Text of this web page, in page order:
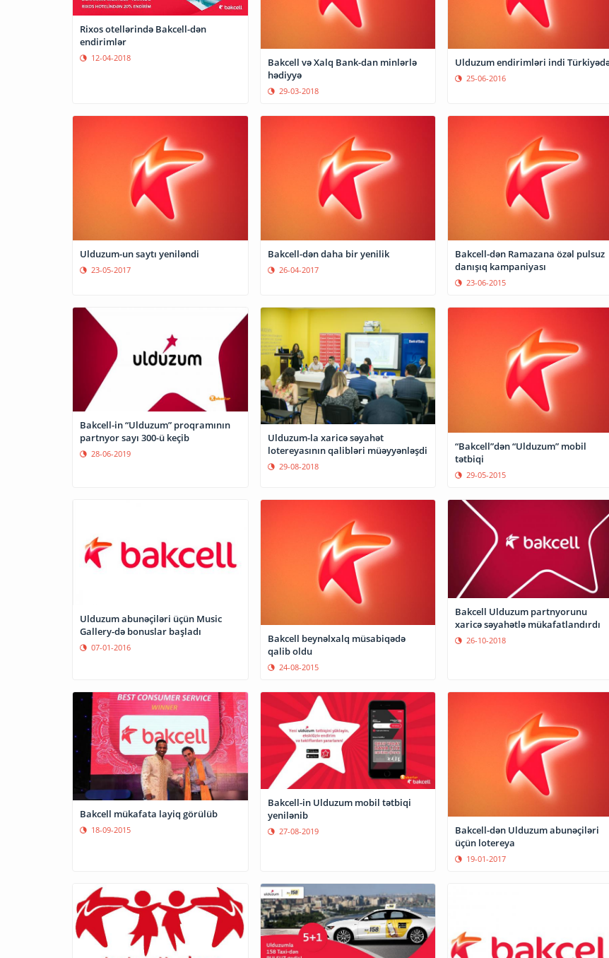
Rixos otellərində Bakcell-dən
endirimlər
12-04-2018
Bakcell və Xalq Bank-dan minlərlə
hədiyyə
29-03-2018
Ulduzum endirimləri indi
25-06-2016
Ulduzum-un saytı yeniləndi
23-05-2017
Bakcell-dən daha bir yenilik
26-04-2017
Bakcell-dən Ramazana özəl pulsuz
danışıq kampaniyası
23-06-2015
Bakcell-in “Ulduzum” proqramının
partnyor sayı 300-ü keçib
28-06-2019
Ulduzum-la xaricə səyahət
lotereyasının qalibləri müəyyənləşdi
29-08-2018
“Bakcell”dən “Ulduzum” mobil
tətbiqi
29-05-2015
Ulduzum abunəçiləri üçün Music
Gallery-də bonuslar başladı
07-01-2016
Bakcell beynəlxalq müsabiqədə
qalib oldu
24-08-2015
Bakcell Ulduzum partnyorunu
xaricə səyahətlə mükafatlandırdı
26-10-2018
Bakcell mükafata layiq görülüb
18-09-2015
Bakcell-in Ulduzum mobil tətbiqi
yenilənib
27-08-2019
Bakcell-dən Ulduzum abunəçiləri
üçün lotereya
19-01-2017